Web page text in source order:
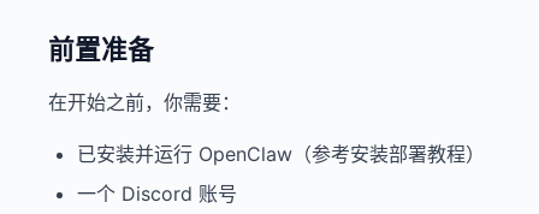
前置准备
在开始之前，你需要：
已安装并运行 OpenClaw（参考安装部署教程）
一个 Discord 账号